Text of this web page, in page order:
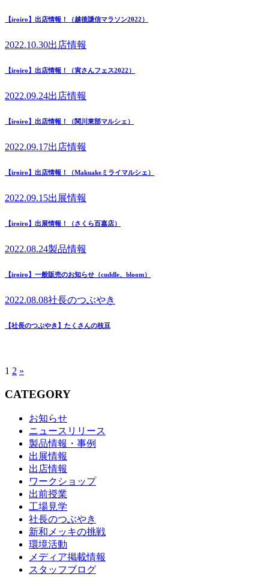
【iroiro】出店情報！（越後謙信マラソン2022）
2022.10.30出店情報
【iroiro】出店情報！（寅さんフェス2022）
2022.09.24出店情報
【iroiro】出店情報！（関川東部マルシェ）
2022.09.17出店情報
【iroiro】出店情報！（Makuakeミライマルシェ）
2022.09.15出展情報
【iroiro】出展情報！（さくら百嘉店）
2022.08.24製品情報
【iroiro】一般販売のお知らせ（cuddle、bloom）
2022.08.08社長のつぶやき
【社長のつぶやき】たくさんの枝豆
1 2 »
CATEGORY
お知らせ
ニュースリリース
製品情報・事例
出展情報
出店情報
ワークショップ
出前授業
工場見学
社長のつぶやき
新和メッキの挑戦
環境活動
メディア掲載情報
スタッフブログ